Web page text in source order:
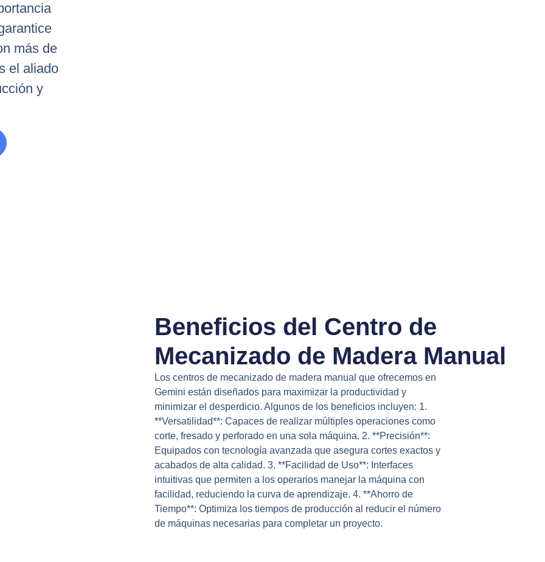
más de
el aliado
y
Beneficios del Centro de
Mecanizado de Madera Manual
Los centros de mecanizado de madera manual que ofrecemos en
Gemini están diseñados para maximizar la productividad y
minimizar el desperdicio. Algunos de los beneficios incluyen: 1.
**Versatilidad**: Capaces de realizar múltiples operaciones como
corte, fresado y perforado en una sola máquina. 2. **Precisión**:
Equipados con tecnología avanzada que asegura cortes exactos y
acabados de alta calidad. 3. **Facilidad de Uso**: Interfaces
intuitivas que permiten a los operarios manejar la máquina con
facilidad, reduciendo la curva de aprendizaje. 4. **Ahorro de
Tiempo**: Optimiza los tiempos de producción al reducir el número
de máquinas necesarias para completar un proyecto.